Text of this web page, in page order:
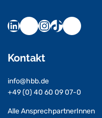
Kontakt
info@hbb.de
+49 (0) 40 60 09 07-0
Alle AnsprechpartnerInnen